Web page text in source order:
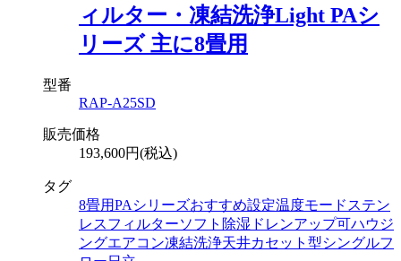
ィルター・凍結洗浄Light PAシ
リーズ 主に8畳用
型番
RAP-A25SD
販売価格
193,600円(税込)
タグ
8畳用PAシリーズおすすめ設定温度モード ステン
レスフィルターソフト除湿 ドレンアップ可ハウジ
ングエアコン凍結洗浄天井カセット型シングルフ